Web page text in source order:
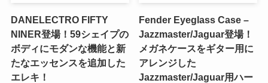
DANELECTRO FIFTY
NINER登場！59シェイプの
ボディにモダンな機能と新
たなエッセンスを追加した
エレキ！
Fender Eyeglass Case –
Jazzmaster/Jaguar登場！
メガネケースをギター用に
アレンジした
Jazzmaster/Jaguar用ハー